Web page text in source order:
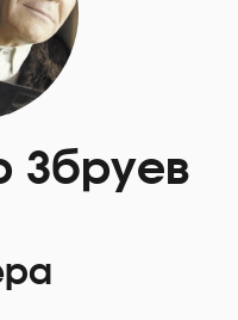
Збруев